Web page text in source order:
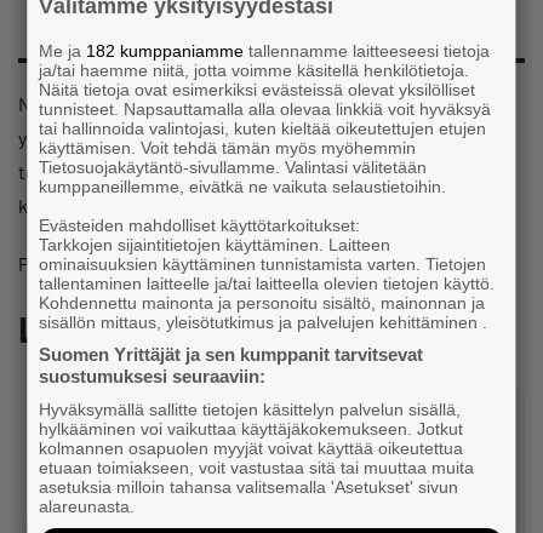
Nuorten Yrittäjien toiminta on tarkoitettu alle 36-vuotiaille
yrittäjille, mutta Olet tervetullut Savon Nuorten Yrittäjien
tapahtumiin nuorenmielisinä yrittäjänä tai yrittäjyydestä
kiinnostuneena!
Paikkoja rajoitetusti, joten ilmoittauduthan etukäteen.
Lisätiedot
Välitämme yksityisyydestäsi
Me ja 182 kumppaniamme tallennamme laitteeseesi tietoja
ja/tai haemme niitä, jotta voimme käsitellä henkilötietoja.
Näitä tietoja ovat esimerkiksi evästeissä olevat yksilölliset
tunnisteet. Napsauttamalla alla olevaa linkkiä voit hyväksyä
tai hallinnoida valintojasi, kuten kieltää oikeutettujen etujen
käyttämisen. Voit tehdä tämän myös myöhemmin
Tietosuojakäytäntö-sivullamme. Valintasi välitetään
kumppaneillemme, eivätkä ne vaikuta selaustietoihin.
Evästeiden mahdolliset käyttötarkoitukset:
Tarkkojen sijaintitietojen käyttäminen. Laitteen
ominaisuuksien käyttäminen tunnistamista varten. Tietojen
tallentaminen laitteelle ja/tai laitteella olevien tietojen käyttö.
Kohdennettu mainonta ja personoitu sisältö, mainonnan ja
sisällön mittaus, yleisötutkimus ja palvelujen kehittäminen .
Suomen Yrittäjät ja sen kumppanit tarvitsevat
suostumuksesi seuraaviin:
Hyväksymällä sallitte tietojen käsittelyn palvelun sisällä,
hylkääminen voi vaikuttaa käyttäjäkokemukseen. Jotkut
kolmannen osapuolen myyjät voivat käyttää oikeutettua
etuaan toimiakseen, voit vastustaa sitä tai muuttaa muita
asetuksia milloin tahansa valitsemalla 'Asetukset' sivun
alareunasta.